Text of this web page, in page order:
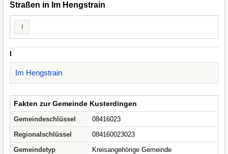
Straßen in Im Hengstrain
I
Im Hengstrain
Fakten zur Gemeinde Kusterdingen
Gemeindeschlüssel
08416023
Regionalschlüssel
084160023023
Gemeindetyp
Kreisangehörige Gemeinde